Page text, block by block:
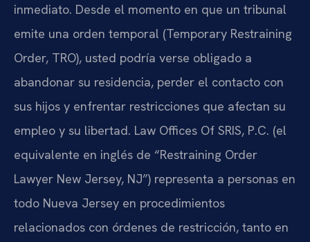
inmediato. Desde el momento en que un tribunal
emite una orden temporal (Temporary Restraining
Order, TRO), usted podría verse obligado a
abandonar su residencia, perder el contacto con
sus hijos y enfrentar restricciones que afectan su
empleo y su libertad. Law Offices Of SRIS, P.C. (el
equivalente en inglés de “Restraining Order
Lawyer New Jersey, NJ”) representa a personas en
todo Nueva Jersey en procedimientos
relacionados con órdenes de restricción, tanto en